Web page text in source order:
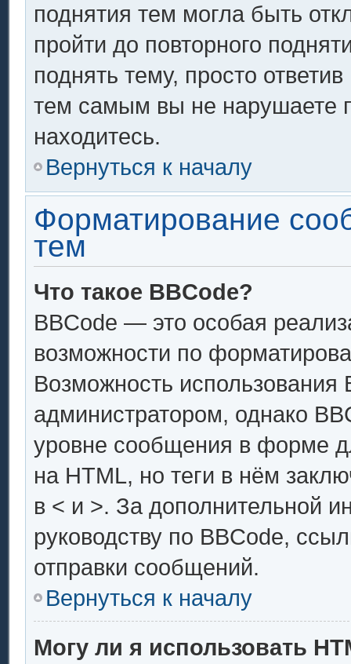
поднятия тем могла быть
пройти до повторного
поднять тему, просто
тем самым вы не нарушаете
находитесь.
Вернуться к началу
Форматирование
тем
Что такое BBCode?
BBCode — это особая
возможности по
Возможность использования
администратором, однако
уровне сообщения в форме
на HTML, но теги в нём
в < и >. За дополнительной
руководству по BBCode,
отправки сообщений.
Вернуться к началу
Могу ли я использовать